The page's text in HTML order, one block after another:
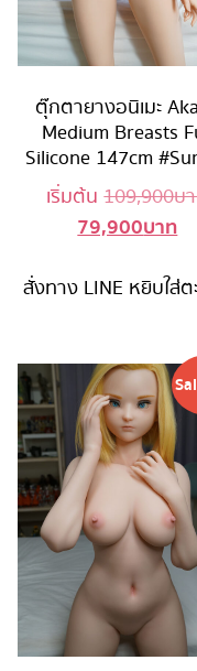
ตุ๊กตายางอนิเมะ
Medium Breasts
Silicone 147cm
เริ่มต้น109,900บ
79,900บาท
is:
สั่งทาง LINE หยิบใส่ต